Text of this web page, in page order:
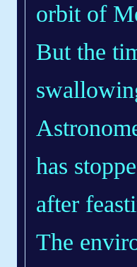
orbit of
But the
has
after
The